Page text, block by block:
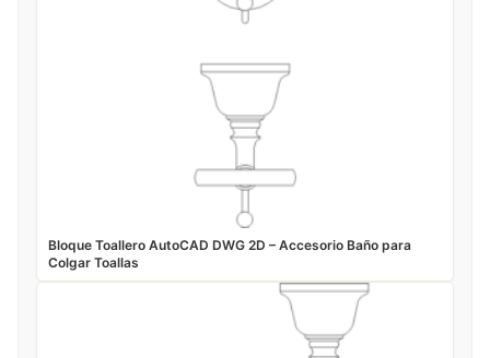
Bloque Toallero AutoCAD DWG 2D – Accesorio Baño para
Colgar Toallas